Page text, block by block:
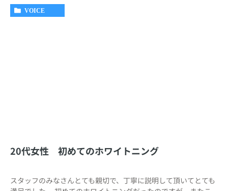
VOICE
20代女性 初めてのホワイトニング
スタッフのみなさんとても親切で、丁寧に説明して頂いてとても